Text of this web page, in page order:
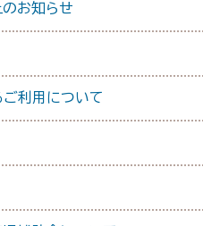
のお知らせ
ご利用について